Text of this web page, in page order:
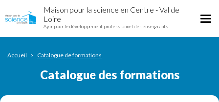
des
formations
au
contenu
Maison pour la science en Centre - Val de
Loire
Agir pour le développement professionnel des enseignants
Accueil Catalogue de formations
Catalogue des formations